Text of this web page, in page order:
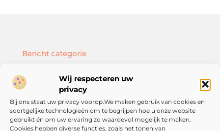
Wij respecteren uw
privacy
Bij ons staat uw privacy voorop.We maken gebruik van cookies en
soortgelijke technologieën om te begrijpen hoe u onze website
gebruikt én om uw ervaring zo waardevol mogelijk te maken.
Cookies hebben diverse functies, zoals het tonen van
Onze informatie
Bericht categorie